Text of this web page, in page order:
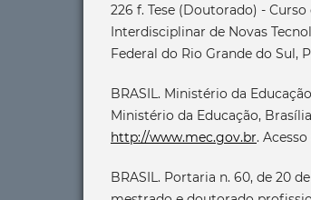
226 f. Tese (Doutorado) -
Interdisciplinar de Novas
Federal do Rio Grande do Sul,
BRASIL. Ministério da
Ministério da Educação,
http://www.mec.gov.br.
BRASIL. Portaria n. 60, de 20